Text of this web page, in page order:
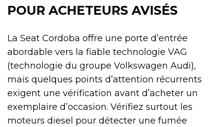
POUR ACHETEURS AVISÉS
La Seat Cordoba offre une porte d’entrée
abordable vers la fiable technologie VAG
(technologie du groupe Volkswagen Audi),
mais quelques points d’attention récurrents
exigent une vérification avant d’acheter un
exemplaire d’occasion. Vérifiez surtout les
moteurs diesel pour détecter une fumée